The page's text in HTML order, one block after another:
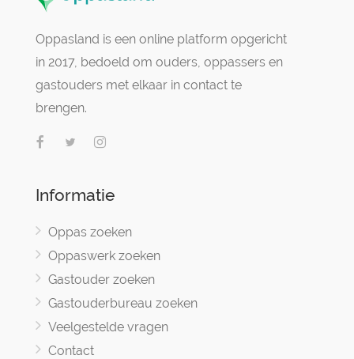
Oppasland is een online platform opgericht
in 2017, bedoeld om ouders, oppassers en
gastouders met elkaar in contact te
brengen.
Informatie
Oppas zoeken
Oppaswerk zoeken
Gastouder zoeken
Gastouderbureau zoeken
Veelgestelde vragen
Contact